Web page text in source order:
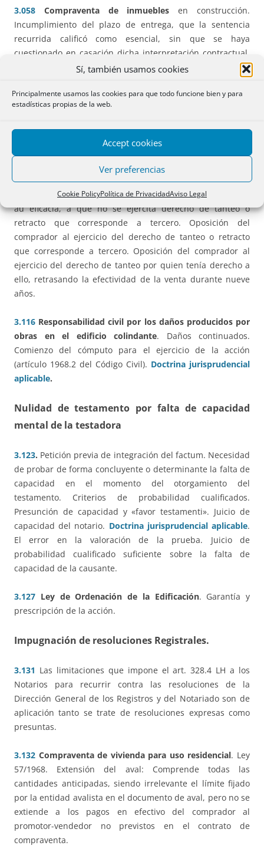
Sí, también usamos cookies
Principalmente usamos las cookies para que todo funcione bien y para
estadísticas propias de la web.
Accept cookies
Ver preferencias
Cookie PolicyPolítica de PrivacidadAviso Legal
3.058 Compraventa de inmuebles en construcción.
Incumplimiento del plazo de entrega, que la sentencia
recurrida calificó como esencial, sin que se haya
cuestionado en casación dicha interpretación contractual.
En todo caso, trascendencia resolutoria de la falta de
en que expiró dicho plazo de entrega, dado que los hechos
probados acreditan la falta de redes de abastecimiento y
promotora, cuya falta de previsión generó incertidumbre
en la parte compradora sobre su definitiva concesión.
3.069 Culpa contractual. Indemnización de daños y
perjuicios. Contrato de promesa de venta sujeto, en cuanto
au eficacia, a que no se ejercita derecho de tanteo o
retracto que corresponde a tercero. Oposición del
comprador al ejercicio del derecho de tanteo o retracto
que corresponde a tercero. Oposición del comprador al
ejercicio del derecho de tanteo por quien tenía derecho a
ello, retrasando la efectividad de la venta durante nueve
años.
3.116 Responsabilidad civil por los daños producidos por
obras en el edificio colindante. Daños continuados.
Comienzo del cómputo para el ejercicio de la acción
(artículo 1968.2 del Código Civil). Doctrina jurisprudencial
aplicable.
Nulidad de testamento por falta de capacidad
mental de la testadora
3.123. Petición previa de integración del factum. Necesidad
de probar de forma concluyente o determinante la falta de
capacidad en el momento del otorgamiento del
testamento. Criterios de probabilidad cualificados.
Presunción de capacidad y «favor testamenti». Juicio de
capacidad del notario. Doctrina jurisprudencial aplicable.
El error en la valoración de la prueba. Juicio de
probabilidad cualificado suficiente sobre la falta de
capacidad de la causante.
3.127 Ley de Ordenación de la Edificación. Garantía y
prescripción de la acción.
Impugnación de resoluciones Registrales.
3.131 Las limitaciones que impone el art. 328.4 LH a los
Notarios para recurrir contra las resoluciones de la
Dirección General de los Registros y del Notariado son de
aplicación tanto se trate de resoluciones expresas como
presuntas.
3.132 Compraventa de vivienda para uso residencial. Ley
57/1968. Extensión del aval: Comprende todas las
cantidades anticipadas, siendo irrelevante el límite fijado
por la entidad avalista en el documento de aval, pero no se
extiende a los pagos en efectivo del comprador al
promotor-vendedor no previstos en el contrato de
compraventa.